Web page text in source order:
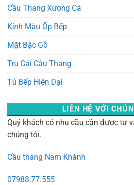
Cầu Thang Xương Cá
Kính Màu Ốp Bếp
Mặt Bậc Gỗ
Trụ Cái Cầu Thang
Tủ Bếp Hiện Đại
LIÊN HỆ VỚI
Quý khách có nhu cầu cần được tư
chúng tôi.
Cầu thang Nam Khánh
07988.77.555